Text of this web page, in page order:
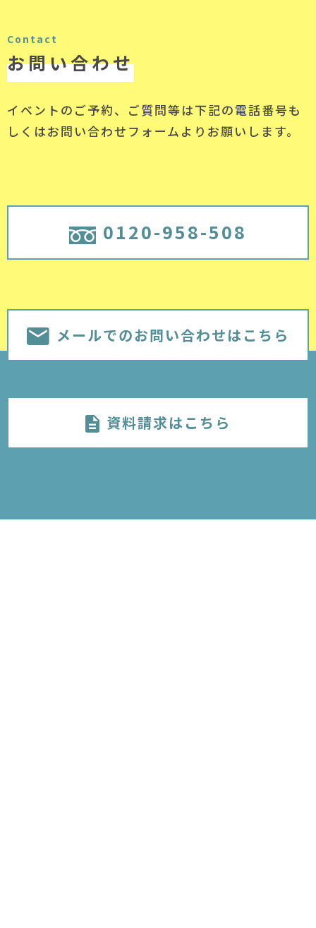
Contact
お問い合わせ
イベントのご予約、ご質問等は下記の電話番号も
しくはお問い合わせフォームよりお願いします。
0120-958-508
メールでのお問い合わせはこちら
資料請求はこちら